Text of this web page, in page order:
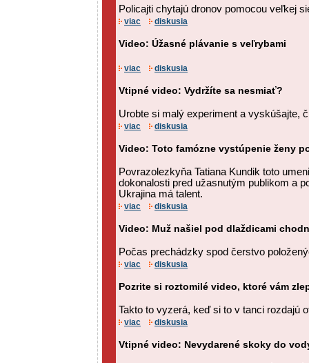
Policajti chytajú dronov pomocou veľkej
viac diskusia
Video: Úžasné plávanie s veľrybami
viac diskusia
Vtipné video: Vydržíte sa nesmiať?
Urobte si malý experiment a vyskúšajte,
viac diskusia
Video: Toto famózne vystúpenie ženy
Povrazolezkyňa Tatiana Kundik toto
dokonalosti pred užasnutým publikom a
Ukrajina má talent.
viac diskusia
Video: Muž našiel pod dlaždicami
Počas prechádzky spod čerstvo
viac diskusia
Pozrite si roztomilé video, ktoré vám
Takto to vyzerá, keď si to v tanci rozdajú
viac diskusia
Vtipné video: Nevydarené skoky do